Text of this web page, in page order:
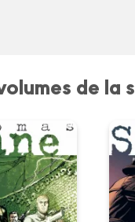
de la